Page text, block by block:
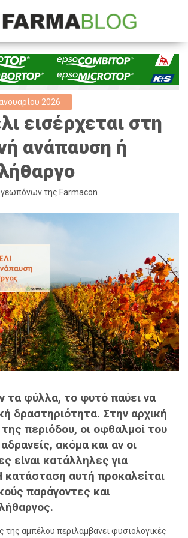
2026
εισέρχεται στη
ανάπαυση ή
γεωπόνων της Farmacon
τα φύλλα, το φυτό παύει να
δραστηριότητα. Στην αρχική
περιόδου, οι οφθαλμοί του
ακόμα και αν οι
είναι κατάλληλες για
αυτή προκαλείται
παράγοντες και
της αμπέλου περιλαμβάνει φυσιολογικές